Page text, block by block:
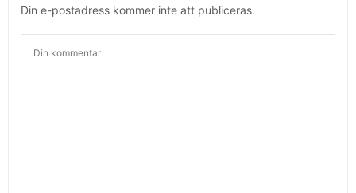
Din e-postadress kommer inte att publiceras.